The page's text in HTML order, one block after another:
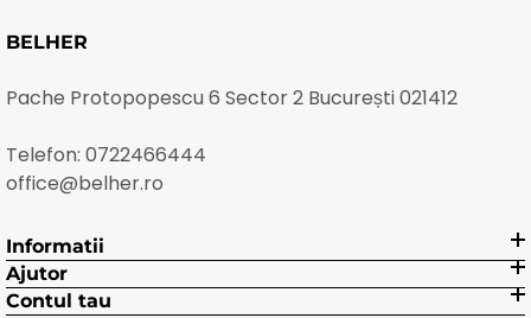
BELHER
Pache Protopopescu 6 Sector 2 București 021412
Telefon: 0722466444
office@belher.ro
Informatii
Ajutor
Contul tau